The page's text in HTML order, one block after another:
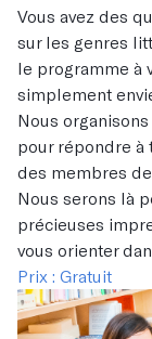
Vous avez des
sur les genres
le programme à
simplement
Nous
pour répondre à
des membres
Nous serons là
précieuses
vous orienter
Prix : Gratuit